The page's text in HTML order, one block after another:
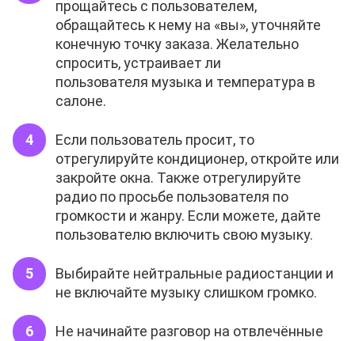
прощайтесь с пользователем,
обращайтесь к нему на «вы», уточняйте
конечную точку заказа. Желательно
спросить, устраивает ли
пользователя музыка и температура в
салоне.
Если пользователь просит, то
отрегулируйте кондиционер, откройте или
закройте окна. Также отрегулируйте
радио по просьбе пользователя по
громкости и жанру. Если можете, дайте
пользователю включить свою музыку.
Выбирайте нейтральные радиостанции и
не включайте музыку слишком громко.
Не начинайте разговор на отвлечённые